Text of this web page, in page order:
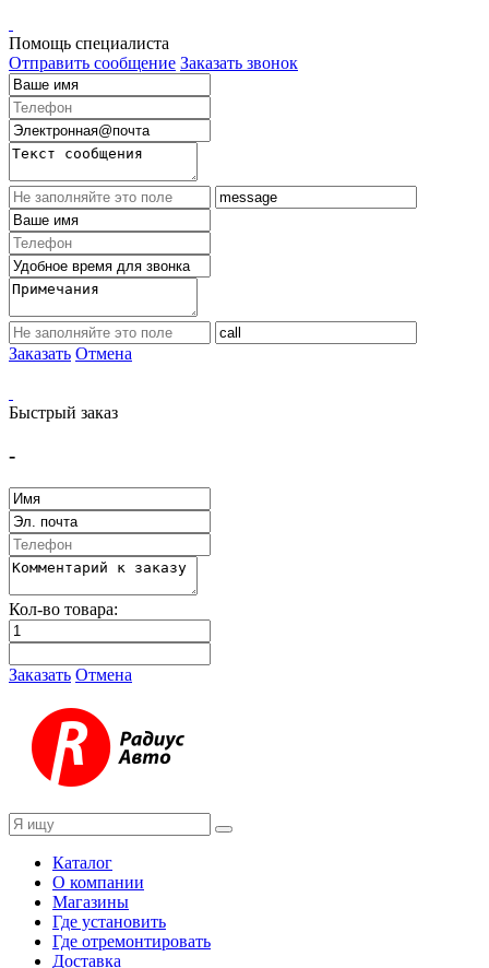
Помощь специалиста
Отправить сообщение Заказать звонок
Заказать Отмена
Быстрый заказ
-
Кол-во товара:
Заказать Отмена
Каталог
О компании
Магазины
Где установить
Где отремонтировать
Доставка